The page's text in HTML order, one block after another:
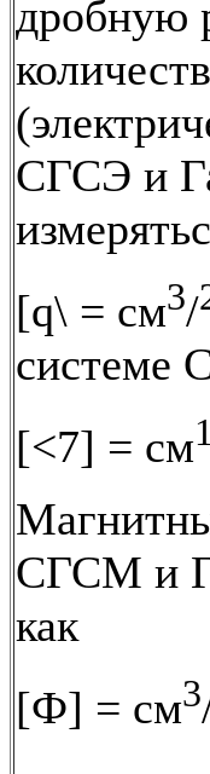
дробную
СГСЭ и
[q\ = см3/
системе
[<7] = см1
СГСМ и
как
[Ф] = см3